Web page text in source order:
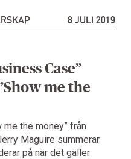
8 JULI 2019
Case”
me the
the money” från
Maguire summerar
på när det gäller